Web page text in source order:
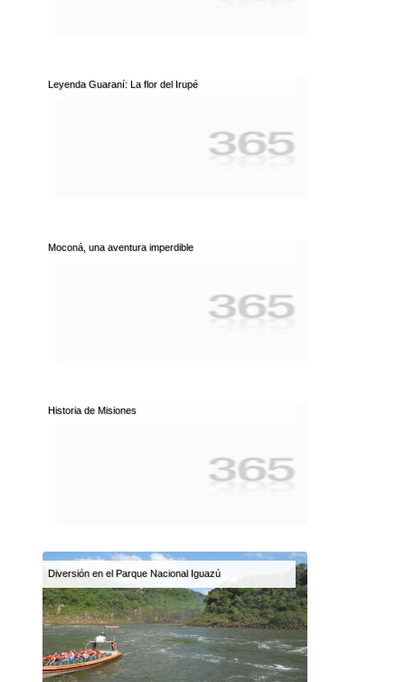
Leyenda Guaraní: La flor del Irupé
Moconá, una aventura imperdible
Historia de Misiones
Diversión en el Parque Nacional Iguazú